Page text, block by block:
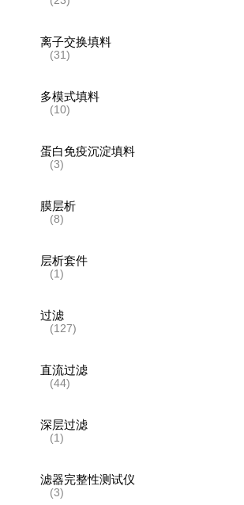
离子交换填料
(31)
多模式填料
(10)
蛋白免疫沉淀填料
(3)
膜层析
(8)
层析套件
(1)
过滤
(127)
直流过滤
(44)
深层过滤
(1)
滤器完整性测试仪
(3)